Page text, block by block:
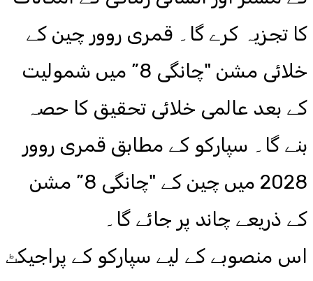
کا تجزیہ کرے گا۔ قمری روور چین کے
خلائی مشن "چانگی 8” میں شمولیت
کے بعد عالمی خلائی تحقیق کا حصہ
بنے گا۔ سپارکو کے مطابق قمری روور
2028 میں چین کے "چانگی 8” مشن
کے ذریعے چاند پر جائے گا۔
اس منصوبے کے لیے سپارکو کے پراجیکٹ